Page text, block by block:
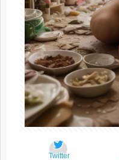
Twitter